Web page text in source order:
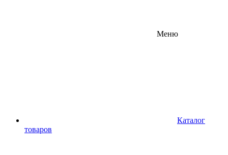
Меню
Каталог
товаров